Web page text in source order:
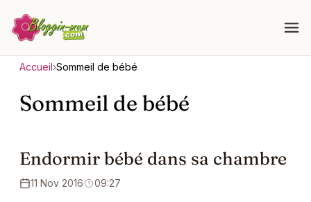
Accueil›Sommeil de bébé
Sommeil de bébé
Endormir bébé dans sa chambre
11 Nov 2016 09:27